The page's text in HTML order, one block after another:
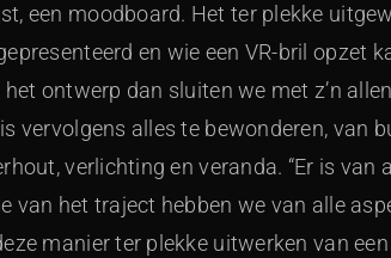
een moodboard. Het ter plekke
en wie een VR-bril opzet
het ontwerp dan sluiten we met z’n
vervolgens alles te bewonderen, van
verlichting en veranda. “Er is van
van het traject hebben we van alle
manier ter plekke uitwerken van